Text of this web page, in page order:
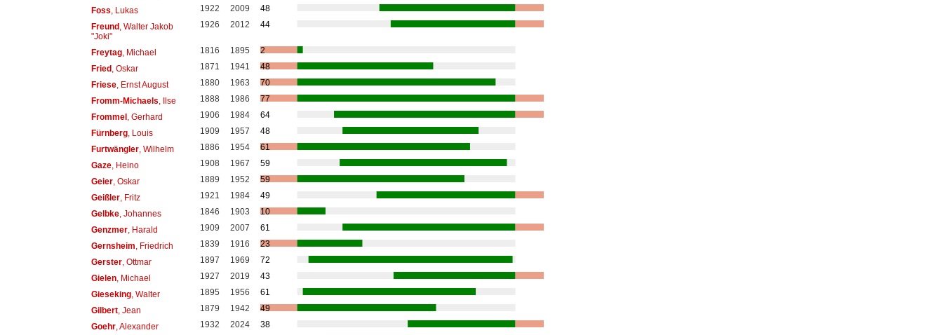
Foss , Lukas 1922 2009
48
Freund, Walter Jakob
"Joki"
1926 2012 44
Freytag, Michael 1816 1895
2
Fried, Oskar 1871 1941
48
Friese, Ernst August 1880 1963
70
Fromm-Michaels , Ilse 1888 1986
77
Frommel, Gerhard 1906 1984
64
Fürnberg, Louis 1909 1957
48
Furtwängler, Wilhelm 1886 1954
61
Gaze, Heino 1908 1967
59
Geier, Oskar 1889 1952
59
Geißler, Fritz 1921 1984
49
Gelbke, Johannes 1846 1903
10
Genzmer, Harald 1909 2007
61
Gernsheim , Friedrich 1839 1916
23
Gerster, Ottmar 1897 1969
72
Gielen, Michael 1927 2019
43
Gieseking, Walter 1895 1956
61
Gilbert, Jean 1879 1942
49
Goehr, Alexander 1932 2024
38